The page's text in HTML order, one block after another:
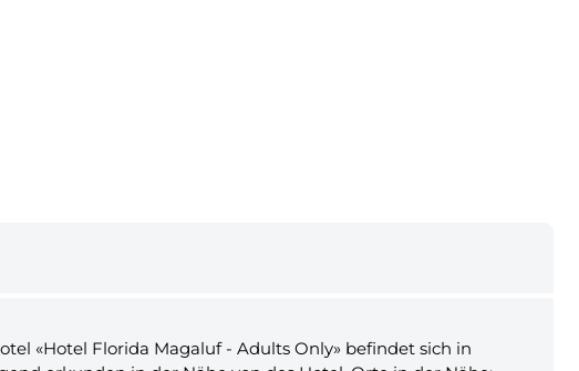
«Hotel Florida Magaluf - Adults Only» befindet sich in